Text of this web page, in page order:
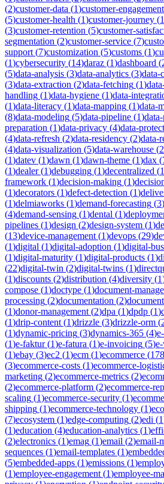
(2)customer-data (1)customer-engagement
(5)customer-health (1)customer-journey (1
(3)customer-retention (5)customer-
segmentation (2)customer-service (7)
support (7)customization (5)customs (1)
(1)cybersecurity (14)daraz (1)dashboard (
(5)data-analysis (3)data-analytics (3)data-
(3)data-extraction (2)data-fetching (1)
handling (1)data-hygiene (1)data-
(1)data-literacy (1)data-mapping (1)data-
(8)data-modeling (5)data-pipeline (1)
preparation (1)data-privacy (4)data-
(4)data-refresh (2)data-residency (2)data-
(4)data-visualization (5)data-warehouse (2
(1)datev (1)dawn (1)dawn-theme (1)dax (
(1)dealer(1)debugging (1)decentralized (1
framework (1)decision-making (1)
(1)decorators (1)defect-detection (1)
(1)delmiaworks (1)demand-forecasting (3)
(4)demand-sensing (1)dental (1)
pipelines (1)design (2)design-system (1)
(13)device-management (1)devops (29)
(1)digital (1)digital-adoption (1)digital-
(1)digital-maturity (1)digital-products (1)
(22)digital-twin (2)digital-twins (1)
(1)discounts (2)distribution (4)diversity (1
compose (1)doctype (1)document-
processing (2)documentation (2)
(1)donor-management (2)dpa (1)dpdp (1)
(1)drip-content (1)drizzle (3)drizzle-orm (
(1)dynamic-pricing (3)dynamics-365 (4)
(1)e-faktur(1)e-fatura (1)e-invoicing (5)
(1)ebay (3)ec2 (1)ecm (1)ecommerce (178
(3)ecommerce-costs (1)ecommerce-
marketing (2)ecommerce-metrics (2)
(2)ecommerce-platform (2)ecommerce-
scaling (1)ecommerce-security (1)
shipping (1)ecommerce-technology (1)
(7)ecosystem (1)edge-computing (2)edi (1
(1)education (4)education-analytics (1)
(2)electronics (1)emag (1)email (2)email-
sequences (1)email-templates (1)
(5)embedded-apps (1)emissions (1)
(1)employee-engagement (1)employee-